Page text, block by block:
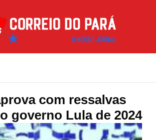
com ressalvas
governo Lula de 2024